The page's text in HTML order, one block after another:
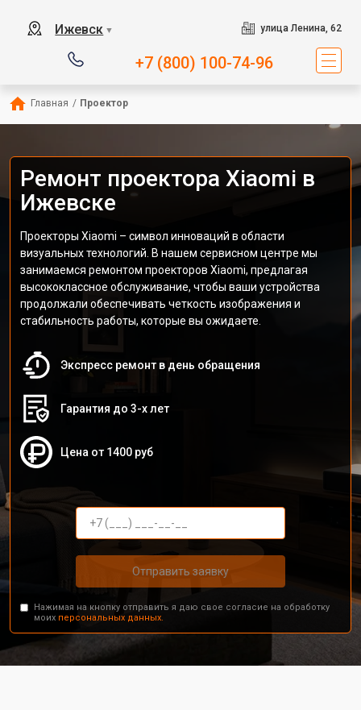
Ижевск ▼ улица Ленина, 62
+7 (800) 100-74-96
Главная / Проектор
Ремонт проектора Xiaomi в
Ижевске
Проекторы Xiaomi – символ инноваций в области
визуальных технологий. В нашем сервисном центре мы
занимаемся ремонтом проекторов Xiaomi, предлагая
высококлассное обслуживание, чтобы ваши устройства
продолжали обеспечивать четкость изображения и
стабильность работы, которые вы ожидаете.
Экспресс ремонт в день обращения
Гарантия до 3-х лет
Цена от 1400 руб
Отправить заявку
Нажимая на кнопку отправить я даю свое согласие на обработку
моих персональных данных.